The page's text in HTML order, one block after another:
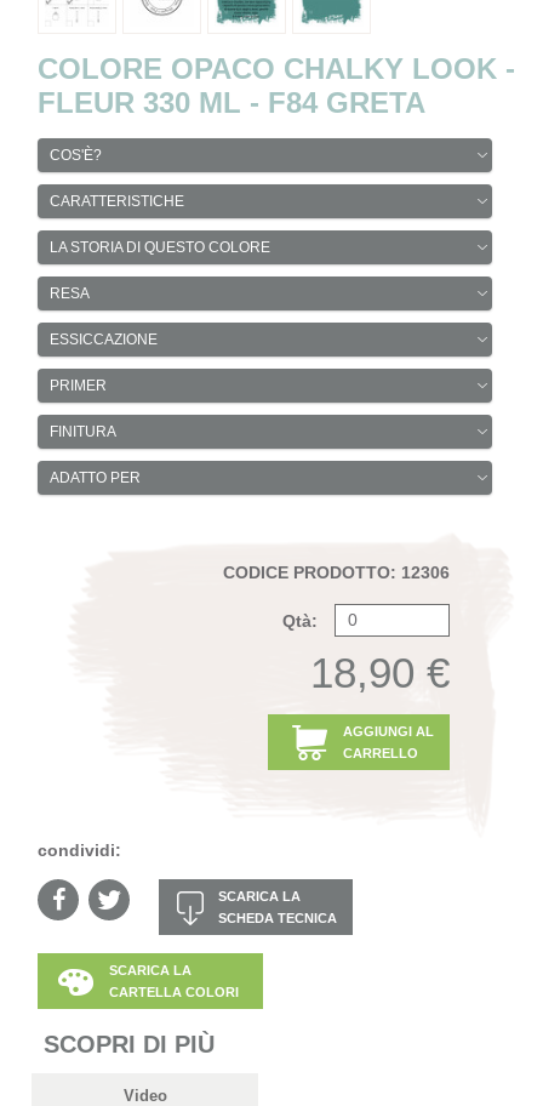
COLORE OPACO CHALKY LOOK -
FLEUR 330 ML - F84 GRETA
COS'È?
CARATTERISTICHE
LA STORIA DI QUESTO COLORE
RESA
ESSICCAZIONE
PRIMER
FINITURA
ADATTO PER
CODICE PRODOTTO: 12306
Qtà:
18,90 €
AGGIUNGI AL
CARRELLO
condividi:
SCARICA LA
SCHEDA TECNICA
SCARICA LA
CARTELLA COLORI
SCOPRI DI PIÙ
Video